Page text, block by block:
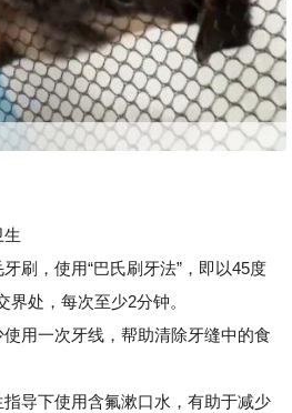
生
，使用“巴氏刷牙法”，即以45度
处，每次至少2分钟。
一次牙线，帮助清除牙缝中的食
下使用含氟漱口水，有助于减少